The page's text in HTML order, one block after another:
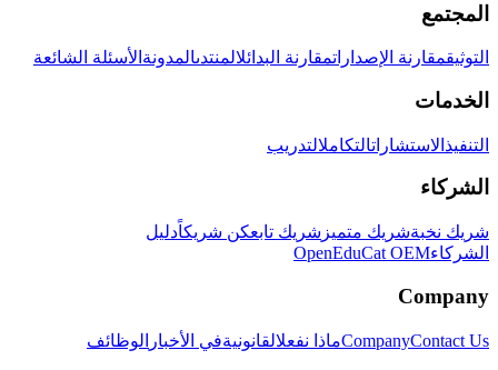
المجتمع
التوثيقمقارنة الإصداراتمقارنة البدائلالمنتدىالمدونة الأسئلة الشائعة
الخدمات
التنفيذ الاستشاراتالتكاملالتدريب
الشركاء
شريك نخبةشريك متميز شريك تابعكن شريكاًدليل
الشركاءOpenEduCat OEM
Company
CompanyContact Us ماذا نفعلالقانونيةفي الأخبار الوظائف